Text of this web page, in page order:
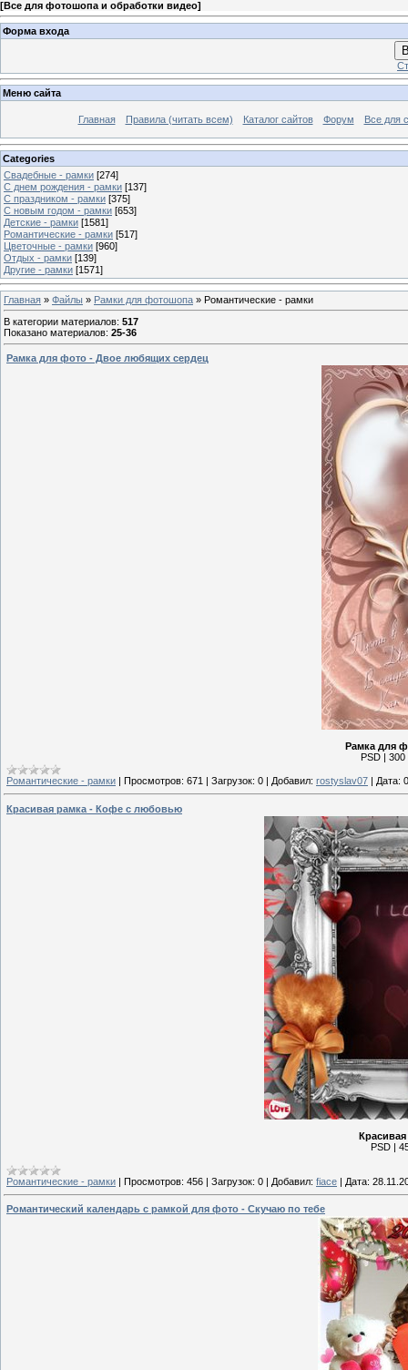
[Все для фотошопа и обработки видео]
Форма входа
Меню сайта
Главная Правила (читать всем) Каталог сайтов Форум Все для
Categories
Свадебные - рамки [274]
С днем рождения - рамки [137]
С праздником - рамки [375]
С новым годом - рамки [653]
Детские - рамки [1581]
Романтические - рамки [517]
Цветочные - рамки [960]
Отдых - рамки [139]
Другие - рамки [1571]
Главная » Файлы » Рамки для фотошопа » Романтические - рамки
В категории материалов: 517
Показано материалов: 25-36
Рамка для фото - Двое любящих сердец
Рамка для
PSD |
Романтические - рамки | Просмотров: 671 | Загрузок: 0 | Добавил: rostyslav07 | Дата:
Красивая рамка - Кофе с любовью
PSD |
Романтические - рамки | Просмотров: 456 | Загрузок: 0 | Добавил: fiace | Дата:
Романтический календарь с рамкой для фото - Скучаю по тебе